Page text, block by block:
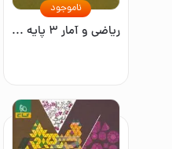
ریاضی و آمار ۳ پایه دوازدهم رشته علوم انسانی
ناموجود